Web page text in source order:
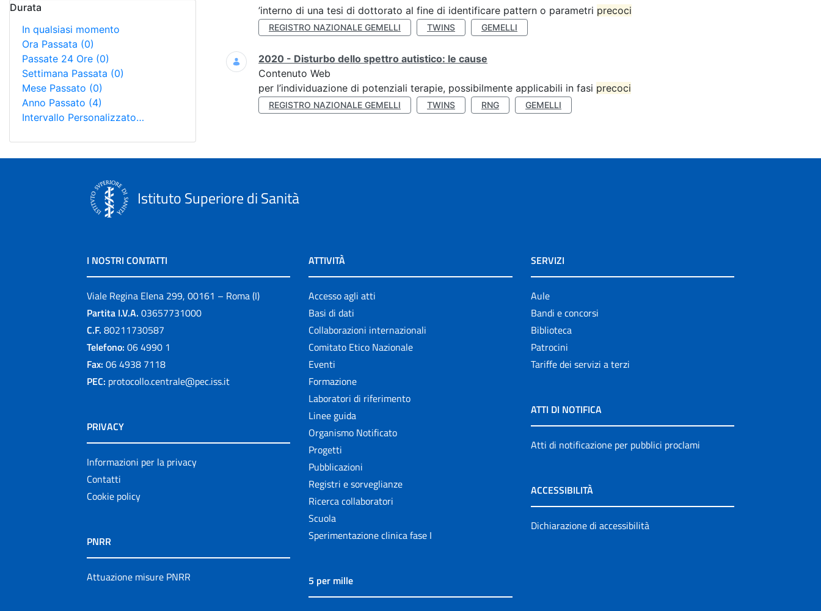
Durata
In qualsiasi momento
Ora Passata (0)
Passate 24 Ore (0)
Settimana Passata (0)
Mese Passato (0)
Anno Passato (4)
Intervallo Personalizzato…
’interno di una tesi di dottorato al fine di identificare pattern o parametri precoci
REGISTRO NAZIONALE GEMELLI TWINS GEMELLI
2020 - Disturbo dello spettro autistico: le cause
Contenuto Web
per l’individuazione di potenziali terapie, possibilmente applicabili in fasi precoci
REGISTRO NAZIONALE GEMELLI TWINS RNG GEMELLI
Istituto Superiore di Sanità
I NOSTRI CONTATTI
Viale Regina Elena 299, 00161 – Roma (I)
Partita I.V.A. 03657731000
C.F. 80211730587
Telefono: 06 4990 1
Fax: 06 4938 7118
PEC: protocollo.centrale@pec.iss.it
PRIVACY
Informazioni per la privacy
Contatti
Cookie policy
PNRR
Attuazione misure PNRR
ATTIVITÀ
Accesso agli atti
Basi di dati
Collaborazioni internazionali
Comitato Etico Nazionale
Eventi
Formazione
Laboratori di riferimento
Linee guida
Organismo Notificato
Progetti
Pubblicazioni
Registri e sorveglianze
Ricerca collaboratori
Scuola
Sperimentazione clinica fase I
5 per mille
SERVIZI
Aule
Bandi e concorsi
Biblioteca
Patrocini
Tariffe dei servizi a terzi
ATTI DI NOTIFICA
Atti di notificazione per pubblici proclami
ACCESSIBILITÀ
Dichiarazione di accessibilità